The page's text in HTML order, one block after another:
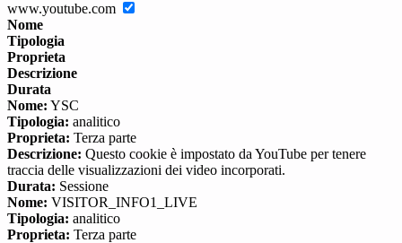
www.youtube.com
Nome
Tipologia
Proprieta
Descrizione
Durata
Nome: YSC
Tipologia: analitico
Proprieta: Terza parte
Descrizione: Questo cookie è impostato da YouTube per tenere
traccia delle visualizzazioni dei video incorporati.
Durata: Sessione
Nome: VISITOR_INFO1_LIVE
Tipologia: analitico
Proprieta: Terza parte